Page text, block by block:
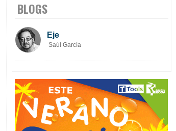
BLOGS
Eje
Saúl García